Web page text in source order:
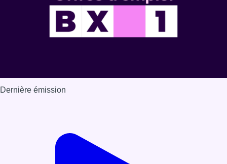
Dernière émission